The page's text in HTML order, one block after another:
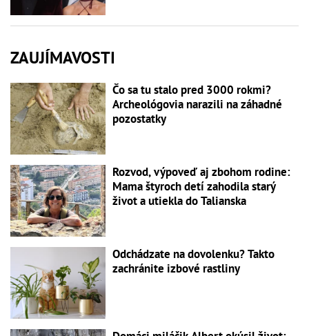
ZAUJÍMAVOSTI
Čo sa tu stalo pred 3000 rokmi?
Archeológovia narazili na záhadné
pozostatky
Rozvod, výpoveď aj zbohom rodine:
Mama štyroch detí zahodila starý
život a utiekla do Talianska
Odchádzate na dovolenku? Takto
zachránite izbové rastliny